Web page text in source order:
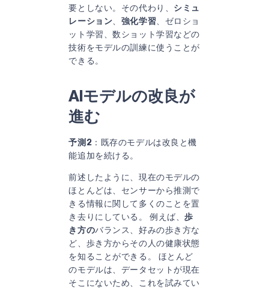
要としない。その代わり、 シミュ
レーション
強化学習 、ゼロショ
ット学習、数ショット学習などの
技術をモデルの訓練に使うことが
できる。
AIモデルの改良が
進む
予測2 ：既存のモデルは改良と機
能追加を続ける。
前述したように、現在のモデルの
ほとんどは、センサーから推測で
きる情報に関して多くのことを置
き去りにしている。 例えば、歩
き方のバランス、好みの歩き方な
ど、歩き方からその人の健康状態
を知ることができる。 ほとんど
のモデルは、データセットが現在
そこにないため、これを試みてい